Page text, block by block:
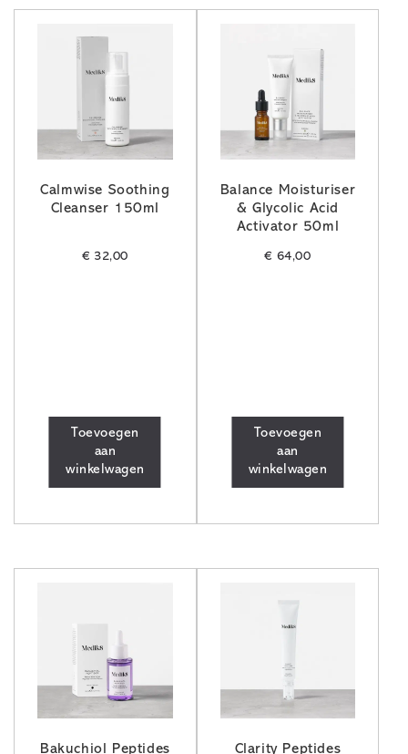
Calmwise Soothing
Cleanser 150ml
€ 32,00
Toevoegen
aan
winkelwagen
Balance Moisturiser
& Glycolic Acid
Activator 50ml
€ 64,00
Toevoegen
aan
winkelwagen
Bakuchiol Peptides Clarity Peptides